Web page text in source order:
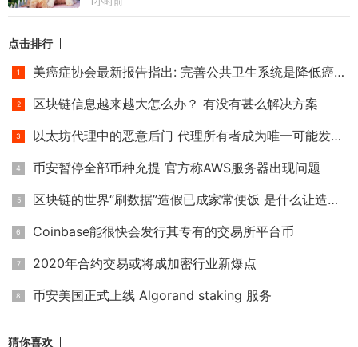
点击排行
美癌症协会最新报告指出: 完善公共卫生系统是降低癌症死亡率
区块链信息越来越大怎么办？ 有没有甚么解决方案
以太坊代理中的恶意后门 代理所有者成为唯一可能发生冲突的帐
币安暂停全部币种充提 官方称AWS服务器出现问题
区块链的世界“刷数据”造假已成家常便饭 是什么让造假者日益
Coinbase能很快会发行其专有的交易所平台币
2020年合约交易或将成加密行业新爆点
币安美国正式上线 Algorand staking 服务
猜你喜欢